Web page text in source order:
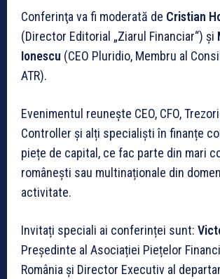
Conferinţa va fi moderată de Cristian
(Director Editorial „Ziarul Financiar“) și
Ionescu (CEO Pluridio, Membru al
ATR).
Evenimentul reunește CEO, CFO,
Controller și alți specialiști în finanțe
piețe de capital, ce fac parte din mari
românești sau multinaționale din
activitate.
Invitați speciali ai conferinței sunt:
Președinte al Asociației Piețelor
România și Director Executiv al